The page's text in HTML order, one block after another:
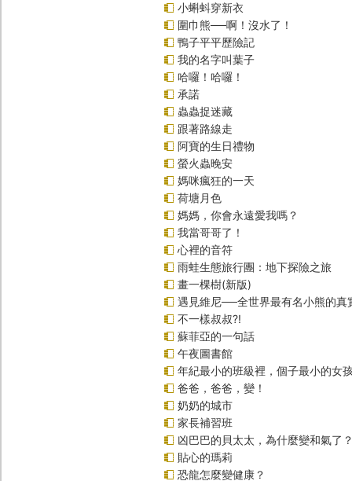
小蝌蚪穿新衣
圍巾熊──啊！沒水了！
鴨子平平歷險記
我的名字叫葉子
哈囉！哈囉！
承諾
蟲蟲捉迷藏
跟著路線走
阿寶的生日禮物
螢火蟲晚安
媽咪瘋狂的一天
荷塘月色
媽媽，你會永遠愛我嗎？
我當哥哥了！
心裡的音符
雨蛙生態旅行團：地下探險之旅
畫一棵樹(新版)
遇見維尼──全世界最有名小熊的真
不一樣叔叔?!
蘇菲亞的一句話
午夜圖書館
年紀最小的班級裡，個子最小的女
爸爸，爸爸，變！
奶奶的城市
家長補習班
凶巴巴的貝太太，為什麼變和氣了
貼心的瑪莉
恐龍怎麼變健康？